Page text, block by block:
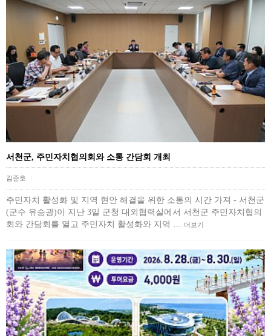
서천군, 주민자치협의회와 소통 간담회 개최
김준호
주민자치 활성화 및 지역 현안 해결을 위한 소통의 시간 가져 - 서천군
(군수 유승광)이 지난 3일 군청 대외협력실에서 서천군 주민자치협의
회와 간담회를 열고 주민자치 활성화와 지역 …
더보기